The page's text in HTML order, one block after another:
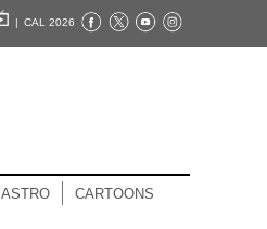
| CAL 2026
ASTRO CARTOONS